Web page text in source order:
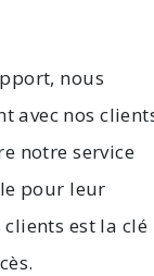
nous
avec nos
notre service
pour leur
est la clé